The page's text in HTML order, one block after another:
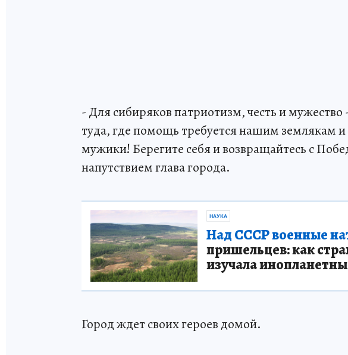
- Для сибиряков патриотизм, честь и
туда, где помощь требуется нашим землякам
мужики! Берегите себя и возвращайтесь с
напутствием глава города.
НАУКА
Над СССР военные
пришельцев: как
изучала
Город ждет своих героев домой.